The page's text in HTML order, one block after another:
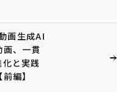
画生成AI
、一貫
と実践
編】